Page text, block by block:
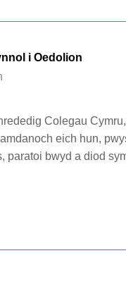
i Oedolion
Colegau
eich hun,
paratoi bwyd a diod